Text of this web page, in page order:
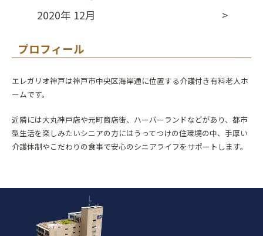
2020年 12月
プロフィール
エレガリオ神戸は神戸市中央区海岸通に位置する介護付き有料老人ホ
ームです。
近隣には大丸神戸店や元町商店街、ハーバーランドなどがあり、都市
型生活を楽しみたいシニアの方にはうってつけの住環境の中、手厚い
介護体制やこだわりの食事で安心のシニアライフをサポートします。